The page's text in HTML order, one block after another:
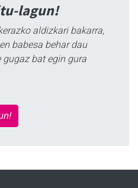
lagun!
aldizkari bakarra,
babesa behar dau
gugaz bat egin gura